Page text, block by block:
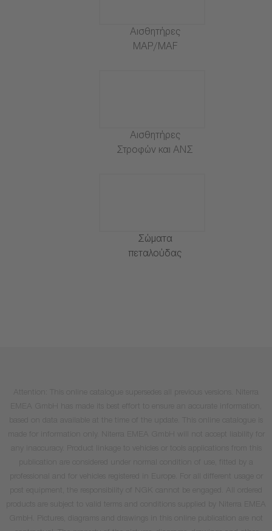
Αισθητήρες
MAP/MAF
Αισθητήρες
Στροφών και ΑΝΣ
Σώματα
πεταλούδας